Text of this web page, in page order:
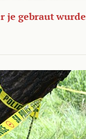
je gebraut wurde